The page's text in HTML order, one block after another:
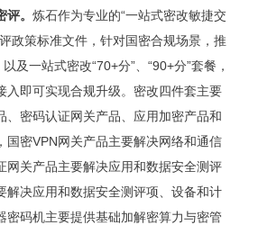
评。炼石作为专业的“一站式密改敏捷交
政策标准文件，针对国密合规场景，推
及一站式密改“70+分”、“90+分”套餐，
入即可实现合规升级。密改四件套主要
、密码认证网关产品、应用加密产品和
国密VPN网关产品主要解决网络和通信
网关产品主要解决应用和数据安全测评
解决应用和数据安全测评项、设备和计
密码机主要提供基础加解密算力与密管